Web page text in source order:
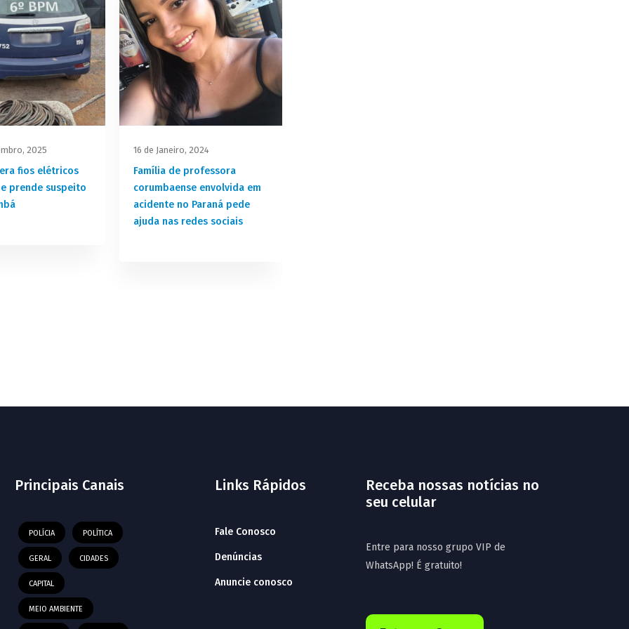
2025
fios elétricos
prende suspeito
16 de Janeiro, 2024
Família de professora
corumbaense envolvida em
acidente no Paraná pede
ajuda nas redes sociais
Principais Canais
POLÍCIA POLÍTICA
GERAL CIDADES
CAPITAL
MEIO AMBIENTE
Links Rápidos
Fale Conosco
Denúncias
Anuncie conosco
Receba nossas notícias no
seu celular
Entre para nosso grupo VIP de
WhatsApp! É gratuito!